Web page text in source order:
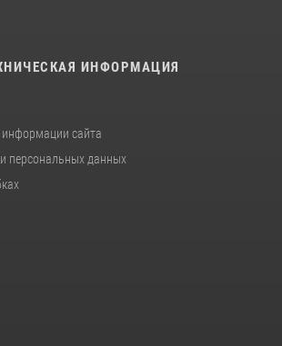
ИНФОРМАЦИЯ
сайта
персональных данных